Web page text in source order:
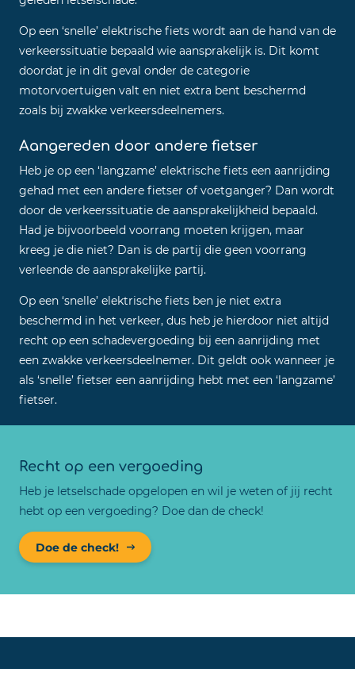
Op een ‘snelle’ elektrische fiets wordt aan de hand van de
verkeerssituatie bepaald wie aansprakelijk is. Dit komt
doordat je in dit geval onder de categorie
motorvoertuigen valt en niet extra bent beschermd
zoals bij zwakke verkeersdeelnemers.
Aangereden door andere fietser
Heb je op een ‘langzame’ elektrische fiets een aanrijding
gehad met een andere fietser of voetganger? Dan wordt
door de verkeerssituatie de aansprakelijkheid bepaald.
Had je bijvoorbeeld voorrang moeten krijgen, maar
kreeg je die niet? Dan is de partij die geen voorrang
verleende de aansprakelijke partij.
Op een ‘snelle’ elektrische fiets ben je niet extra
beschermd in het verkeer, dus heb je hierdoor niet altijd
recht op een schadevergoeding bij een aanrijding met
een zwakke verkeersdeelnemer. Dit geldt ook wanneer je
als ‘snelle’ fietser een aanrijding hebt met een ‘langzame’
fietser.
Recht op een vergoeding
Heb je letselschade opgelopen en wil je weten of jij recht
hebt op een vergoeding? Doe dan de check!
Doe de check!